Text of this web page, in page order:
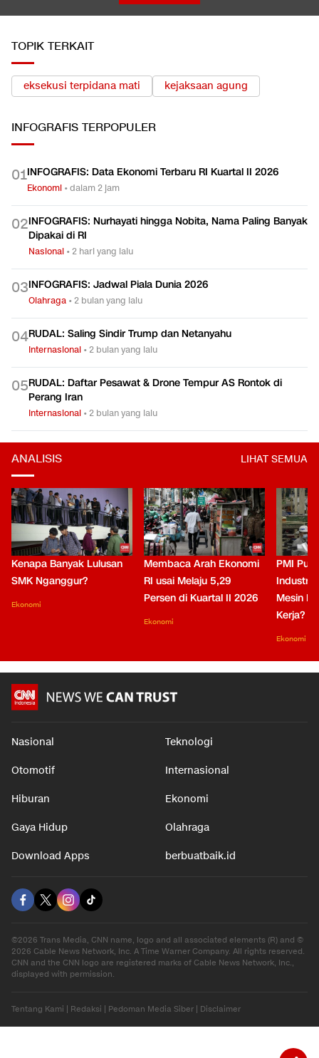
TOPIK TERKAIT
eksekusi terpidana mati kejaksaan agung
INFOGRAFIS TERPOPULER
01INFOGRAFIS: Data Ekonomi Terbaru RI Kuartal II 2026
Ekonomi •dalam 2 jam
02INFOGRAFIS: Nurhayati hingga Nobita, Nama Paling Banyak
Dipakai di RI
Nasional •2 hari yang lalu
03INFOGRAFIS: Jadwal Piala Dunia 2026
Olahraga •2 bulan yang lalu
04RUDAL: Saling Sindir Trump dan Netanyahu
Internasional •2 bulan yang lalu
05RUDAL: Daftar Pesawat & Drone Tempur AS Rontok di
Perang Iran
Internasional •2 bulan yang lalu
ANALISIS LIHAT SEMUA
Kenapa Banyak Lulusan
SMK Nganggur?
Ekonomi
Membaca Arah Ekonomi
RI usai Melaju 5,29
Persen di Kuartal II 2026
Ekonomi
PMI
Industri
Mesin
Kerja?
Ekonomi
Nasional Teknologi
Otomotif Internasional
Hiburan Ekonomi
Gaya Hidup Olahraga
Download Apps berbuatbaik.id
©2026 Trans Media, CNN name, logo and all associated elements (R) and ©
2026 Cable News Network, Inc. A Time Warner Company. All rights reserved.
CNN and the CNN logo are registered marks of Cable News Network, Inc.,
displayed with permission.
Tentang Kami Redaksi Pedoman Media Siber Disclaimer